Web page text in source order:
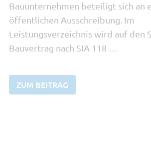
Bauunternehmen beteiligt sich an
öffentlichen Ausschreibung. Im
Leistungsverzeichnis wird auf den
Bauvertrag nach SIA 118 …
ZUM BEITRAG